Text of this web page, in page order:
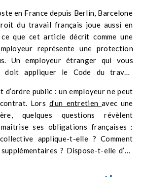
en France depuis Berlin, Barcelone
du travail français joue aussi en
que cet article décrit comme une
représente une protection
Un employeur étranger qui vous
doit appliquer le Code du travail
majorations sur les heures
collective de votre secteur, et
décrits ici, y compris les jours de
contrat est régi par le droit d’un
clause ne vous prive pas de ces
d’ordre public : un employeur ne peut
Lors d’un entretienavec une
quelques questions révèlent
ses obligations françaises :
applique-t-elle ? Comment
? Dispose-t-elle d’un
mérite qu’on s’interroge sur sa